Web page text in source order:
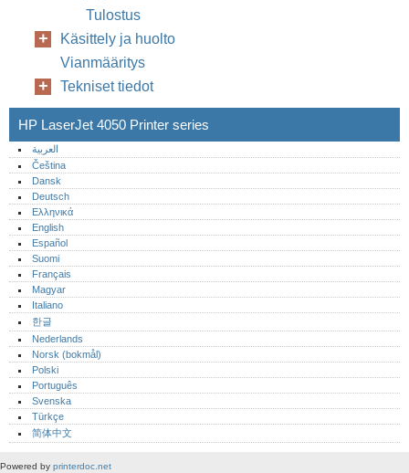
Tulostus
Käsittely ja huolto
Vianmääritys
Tekniset tiedot
HP LaserJet 4050 Printer series
العربية
Čeština
Dansk
Deutsch
Ελληνικά
English
Español
Suomi
Français
Magyar
Italiano
한글
Nederlands
Norsk (bokmål)‎
Polski
Português‎
Svenska
Türkçe
简体中文
Powered by printerdoc.net